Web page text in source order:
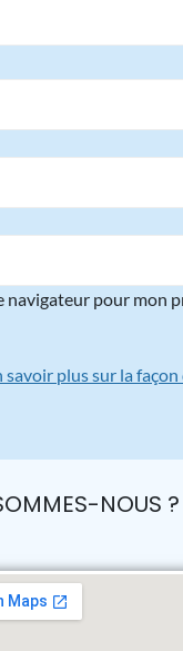
navigateur pour mon
savoir plus sur la
NOUS ?